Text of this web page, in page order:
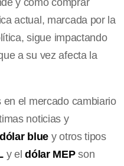
y cómo comprar
actual, marcada por la
sigue impactando
a su vez afecta la
el mercado cambiario
noticias y
dólar blue y otros tipos
y eldólar MEPson